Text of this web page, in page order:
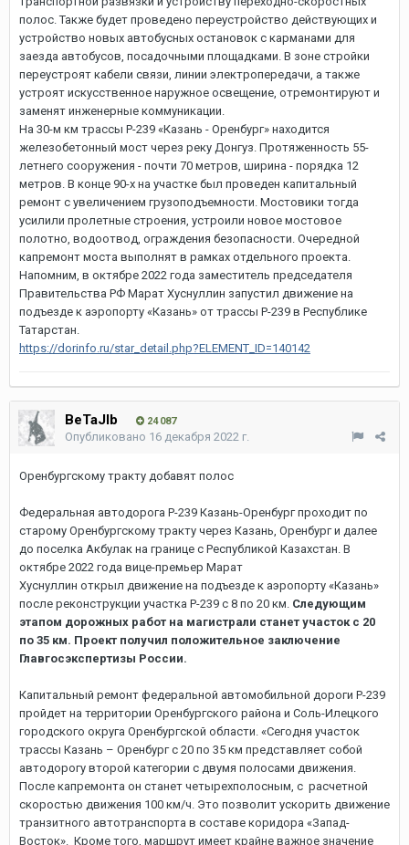
полос. Также будет проведено переустройство действующих и
устройство новых автобусных остановок с карманами для
заезда автобусов, посадочными площадками. В зоне стройки
переустроят кабели связи, линии электропередачи, а также
устроят искусственное наружное освещение, отремонтируют и
заменят инженерные коммуникации.
На 30-м км трассы Р-239 «Казань - Оренбург» находится
железобетонный мост через реку Донгуз. Протяженность 55-
летнего сооружения - почти 70 метров, ширина - порядка 12
метров. В конце 90-х на участке был проведен капитальный
ремонт с увеличением грузоподъемности. Мостовики тогда
усилили пролетные строения, устроили новое мостовое
полотно, водоотвод, ограждения безопасности. Очередной
капремонт моста выполнят в рамках отдельного проекта.
Напомним, в октябре 2022 года заместитель председателя
Правительства РФ Марат Хуснуллин запустил движение на
подъезде к аэропорту «Казань» от трассы Р-239 в Республике
Татарстан.
https://dorinfo.ru/star_detail.php?ELEMENT_ID=140142
BeTaJIb 24 087
Опубликовано 16 декабря 2022 г.
Оренбургскому тракту добавят полос
Федеральная автодорога Р-239 Казань-Оренбург проходит по
старому Оренбургскому тракту через Казань, Оренбург и далее
до поселка Акбулак на границе с Республикой Казахстан. В
октябре 2022 года вице-премьер Марат
Хуснуллин открыл движение на подъезде к аэропорту «Казань»
после реконструкции участка Р-239 с 8 по 20 км. Следующим
этапом дорожных работ на магистрали станет участок с 20
по 35 км. Проект получил положительное заключение
Главгосэкспертизы России.
Капитальный ремонт федеральной автомобильной дороги Р-239
пройдет на территории Оренбургского района и Соль-Илецкого
городского округа Оренбургской области. «Сегодня участок
трассы Казань – Оренбург с 20 по 35 км представляет собой
автодорогу второй категории с двумя полосами движения.
После капремонта он станет четырехполосным, с расчетной
скоростью движения 100 км/ч. Это позволит ускорить движение
транзитного автотранспорта в составе коридора «Запад-
Восток». Кроме того, маршрут имеет крайне важное значение